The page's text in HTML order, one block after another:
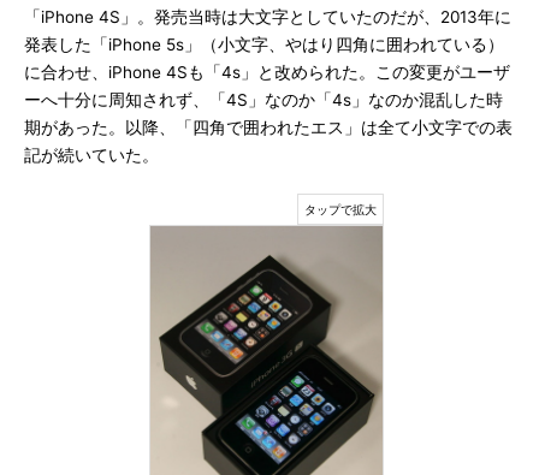
「iPhone 4S」。発売当時は大文字としていたのだが、2013年に
発表した「iPhone 5s」（小文字、やはり四角に囲われている）
に合わせ、iPhone 4Sも「4s」と改められた。この変更がユーザ
ーへ十分に周知されず、「4S」なのか「4s」なのか混乱した時
期があった。以降、「四角で囲われたエス」は全て小文字での表
記が続いていた。